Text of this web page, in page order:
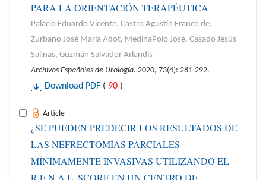
PARA LA ORIENTACIÓN TERAPÉUTICA
Palacio Eduardo Vicente, Castro Agustín Franco de,
Zurbano José María Adot, MedinaPolo José, Casado Jesús
Salinas, Guzmán Salvador Arlandis
Archivos Españoles de Urología. 2020, 73(4): 281-292.
Download PDF ( 90 )
Article
¿SE PUEDEN PREDECIR LOS RESULTADOS DE
LAS NEFRECTOMÍAS PARCIALES
MÍNIMAMENTE INVASIVAS UTILIZANDO EL
R.E.N.A.L. SCORE EN UN CENTRO DE